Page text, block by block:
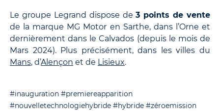
Le groupe Legrand dispose de3 points de vente
de la marque MG Motor en Sarthe, dans l’Orne et
dernièrement dans le Calvados (depuis le mois de
Mars 2024). Plus précisément, dans les villes du
Mans, d’Alençon et de Lisieux.
#inauguration #premiereapparition
#nouvelletechnologiehybride #hybride #zéroemission